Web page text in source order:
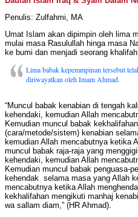
Penulis: Zulfahmi, MA
Umat Islam akan dipimpin oleh lima
mulai masa Rasulullah hinga masa
ke bumi dan menjadi seorang
Lima babak kepemmpinan tersebut
diriwayatkan oleh Imam Ahmad.
“Muncul babak kenabian di tengah
kehendaki, kemudian Allah
Kemudian muncul babak
(cara/metode/sistem) kenabian
kemudian Allah mencabutnya ketika
muncul babak raja-raja yang
kehendaki, kemudian Allah
Kemudian muncul babak penguasa-
kehendak selama masa yang Allah
mencabutnya ketika Allah
kekhalifahan mengikuti manhaj
wa sallam diam,” (HR Ahmad).